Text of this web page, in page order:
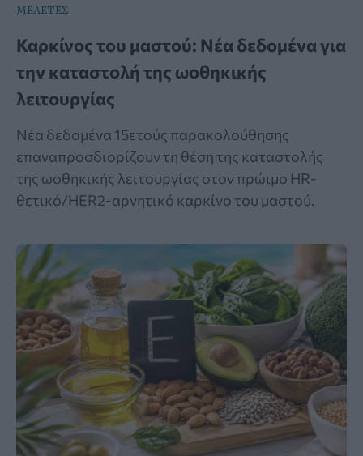
ΜΕΛΕΤΕΣ
Καρκίνος του μαστού: Νέα δεδομένα για
την καταστολή της ωοθηκικής
λειτουργίας
Νέα δεδομένα 15ετούς παρακολούθησης
επαναπροσδιορίζουν τη θέση της καταστολής
της ωοθηκικής λειτουργίας στον πρώιμο HR-
θετικό/HER2-αρνητικό καρκίνο του μαστού.